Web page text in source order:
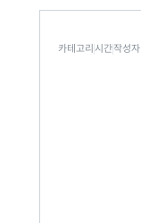
카테고리 시간작성자